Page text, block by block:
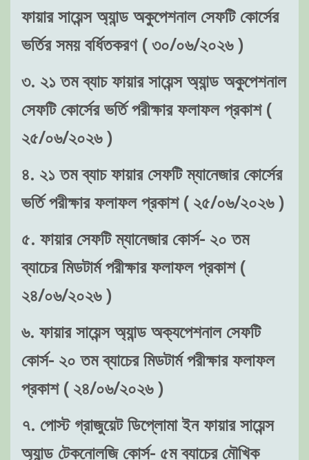
ফায়ার সায়েন্স অ্যান্ড অকুপেশনাল সেফটি কোর্সের
ভর্তির সময় বর্ধিতকরণ ( ৩০/০৬/২০২৬ )
৩. ২১ তম ব্যাচ ফায়ার সায়েন্স অ্যান্ড অকুপেশনাল
সেফটি কোর্সের ভর্তি পরীক্ষার ফলাফল প্রকাশ (
২৫/০৬/২০২৬ )
৪. ২১ তম ব্যাচ ফায়ার সেফটি ম্যানেজার কোর্সের
ভর্তি পরীক্ষার ফলাফল প্রকাশ ( ২৫/০৬/২০২৬ )
৫. ফায়ার সেফটি ম্যানেজার কোর্স- ২০ তম
ব্যাচের মিডটার্ম পরীক্ষার ফলাফল প্রকাশ (
২৪/০৬/২০২৬ )
৬. ফায়ার সায়েন্স অ্যান্ড অক্যপেশনাল সেফটি
কোর্স- ২০ তম ব্যাচের মিডটার্ম পরীক্ষার ফলাফল
প্রকাশ ( ২৪/০৬/২০২৬ )
৭. পোস্ট গ্রাজুয়েট ডিপ্লোমা ইন ফায়ার সায়েন্স
অ্যান্ড টেকনোলজি কোর্স- ৫ম ব্যাচের মৌখিক